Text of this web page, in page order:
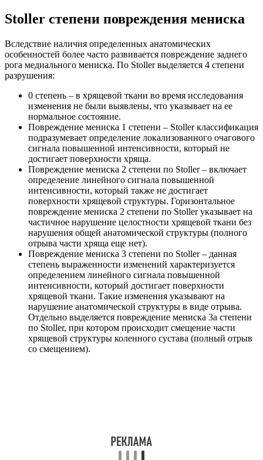
Stoller степени повреждения мениска
Вследствие наличия определенных анатомических
особенностей более часто развивается повреждение заднего
рога медиального мениска. По Stoller выделяется 4 степени
разрушения:
0 степень – в хрящевой ткани во время исследования
изменения не были выявлены, что указывает на ее
нормальное состояние.
Повреждение мениска 1 степени – Stoller классификация
подразумевает определение локализованного очагового
сигнала повышенной интенсивности, который не
достигает поверхности хряща.
Повреждение мениска 2 степени по Stoller – включает
определение линейного сигнала повышенной
интенсивности, который также не достигает
поверхности хрящевой структуры. Горизонтальное
повреждение мениска 2 степени по Stoller указывает на
частичное нарушение целостности хрящевой ткани без
нарушения общей анатомической структуры (полного
отрыва части хряща еще нет).
Повреждение мениска 3 степени по Stoller – данная
степень выраженности изменений характеризуется
определением линейного сигнала повышенной
интенсивности, который достигает поверхности
хрящевой ткани. Такие изменения указывают на
нарушение анатомической структуры в виде отрыва.
Отдельно выделяется повреждение мениска 3а степени
по Stoller, при котором происходит смещение части
хрящевой структуры коленного сустава (полный отрыв
со смещением).